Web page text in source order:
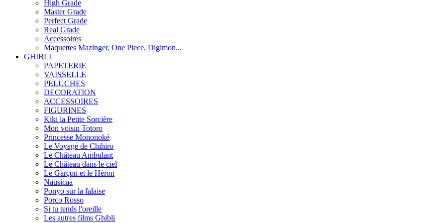
High Grade
Master Grade
Perfect Grade
Real Grade
Accessoires
Maquettes Mazinger, One Piece, Digimon...
GHIBLI
PAPETERIE
VAISSELLE
PELUCHES
DECORATION
ACCESSOIRES
FIGURINES
Kiki la Petite Sorcière
Mon voisin Totoro
Princesse Mononoké
Le Voyage de Chihiro
Le Château Ambulant
Le Château dans le ciel
Le Garçon et le Héron
Nausicaa
Ponyo sur la falaise
Porco Rosso
Si tu tends l'oreille
Les autres films Ghibli